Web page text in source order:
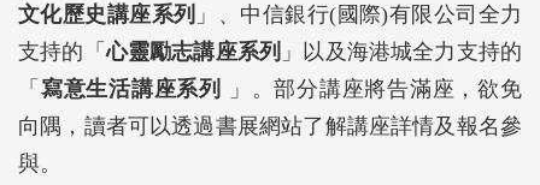
文化歷史講座系列 」、中信銀行(國際)有限公司全力
支持的「心靈勵志講座系列 」以及海港城全力支持的
「寫意生活講座系列
」。部分講座將告滿座，欲免
向隅，讀者可以透過書展網站了解講座詳情及報名參
與。